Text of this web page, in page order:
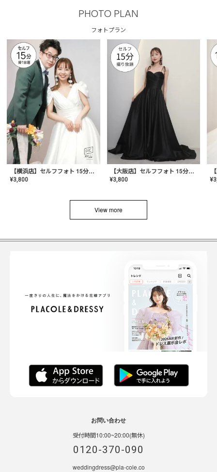
PHOTO PLAN
フォトプラン
【横浜店】セルフフォト 15分撮り放題プラン
¥3,800
【大阪店】セルフフォト 15分撮り放題プラン
¥3,800 ¥
View more
お問い合わせ
受付時間10:00~20:00(無休)
0120-370-090
weddingdress@pla-cole.co